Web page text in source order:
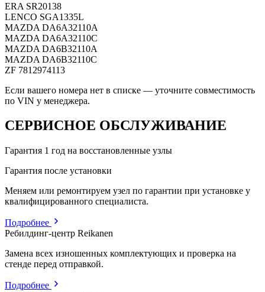
ERA SR20138
LENCO SGA1335L
MAZDA DA6A32110A
MAZDA DA6A32110C
MAZDA DA6B32110A
MAZDA DA6B32110C
ZF 7812974113
Если вашего номера нет в списке — уточните совместимость
по VIN у менеджера.
СЕРВИСНОЕ ОБСЛУЖИВАНИЕ
Гарантия 1 год на восстановленные узлы
Гарантия после установки
Меняем или ремонтируем узел по гарантии при установке у
квалифицированного специалиста.
Подробнее
Ребилдинг-центр Reikanen
Замена всех изношенных комплектующих и проверка на
стенде перед отправкой.
Подробнее